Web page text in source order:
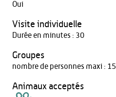
Oui
Visite individuelle
Durée en minutes : 30
Groupes
nombre de personnes maxi : 15
Animaux acceptés